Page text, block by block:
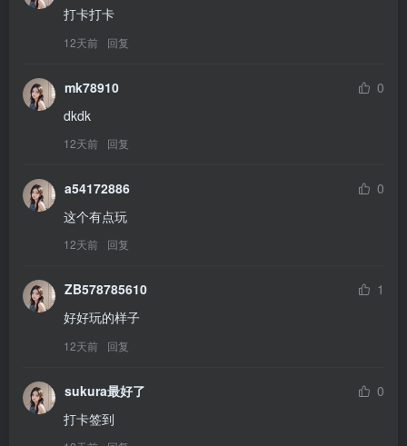
打卡打卡
12天前 回复
mk78910
0
dkdk
12天前 回复
a54172886
0
这个有点玩
12天前 回复
ZB578785610
1
好好玩的样子
12天前 回复
sukura最好了
0
打卡签到